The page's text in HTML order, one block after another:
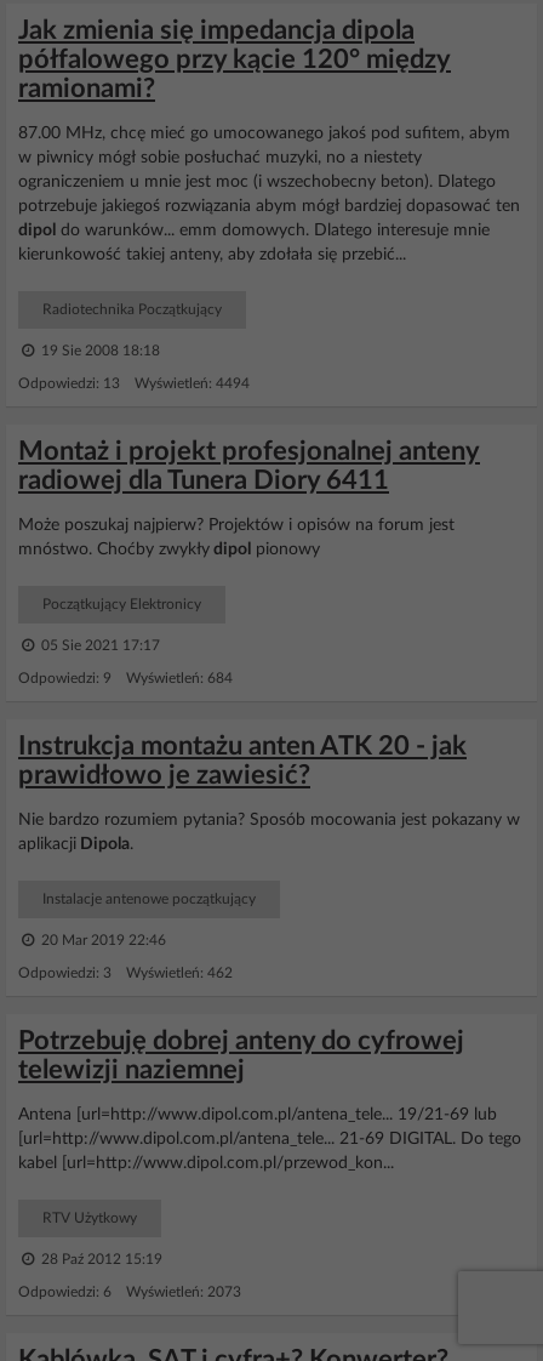
Jak zmienia się impedancja dipola
półfalowego przy kącie 120° między
ramionami?
87.00 MHz, chcę mieć go umocowanego jakoś pod sufitem, abym
w piwnicy mógł sobie posłuchać muzyki, no a niestety
ograniczeniem u mnie jest moc (i wszechobecny beton). Dlatego
potrzebuje jakiegoś rozwiązania abym mógł bardziej dopasować ten
dipol do warunków... emm domowych. Dlatego interesuje mnie
kierunkowość takiej anteny, aby zdołała się przebić...
Radiotechnika Początkujący
19 Sie 2008 18:18
Odpowiedzi: 13 Wyświetleń: 4494
Montaż i projekt profesjonalnej anteny
radiowej dla Tunera Diory 6411
Może poszukaj najpierw? Projektów i opisów na forum jest
mnóstwo. Choćby zwykły dipol pionowy
Początkujący Elektronicy
05 Sie 2021 17:17
Odpowiedzi: 9 Wyświetleń: 684
Instrukcja montażu anten ATK 20 - jak
prawidłowo je zawiesić?
Nie bardzo rozumiem pytania? Sposób mocowania jest pokazany w
aplikacji Dipola.
Instalacje antenowe początkujący
20 Mar 2019 22:46
Odpowiedzi: 3 Wyświetleń: 462
Potrzebuję dobrej anteny do cyfrowej
telewizji naziemnej
Antena [url=http://www.dipol.com.pl/antena_tele... 19/21-69 lub
[url=http://www.dipol.com.pl/antena_tele... 21-69 DIGITAL. Do tego
kabel [url=http://www.dipol.com.pl/przewod_kon...
RTV Użytkowy
28 Paź 2012 15:19
Odpowiedzi: 6 Wyświetleń: 2073